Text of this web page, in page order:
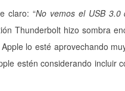
claro: “No vemos el USB 3.0
Thunderbolt hizo sombra
lo esté aprovechando
estén considerando incluir